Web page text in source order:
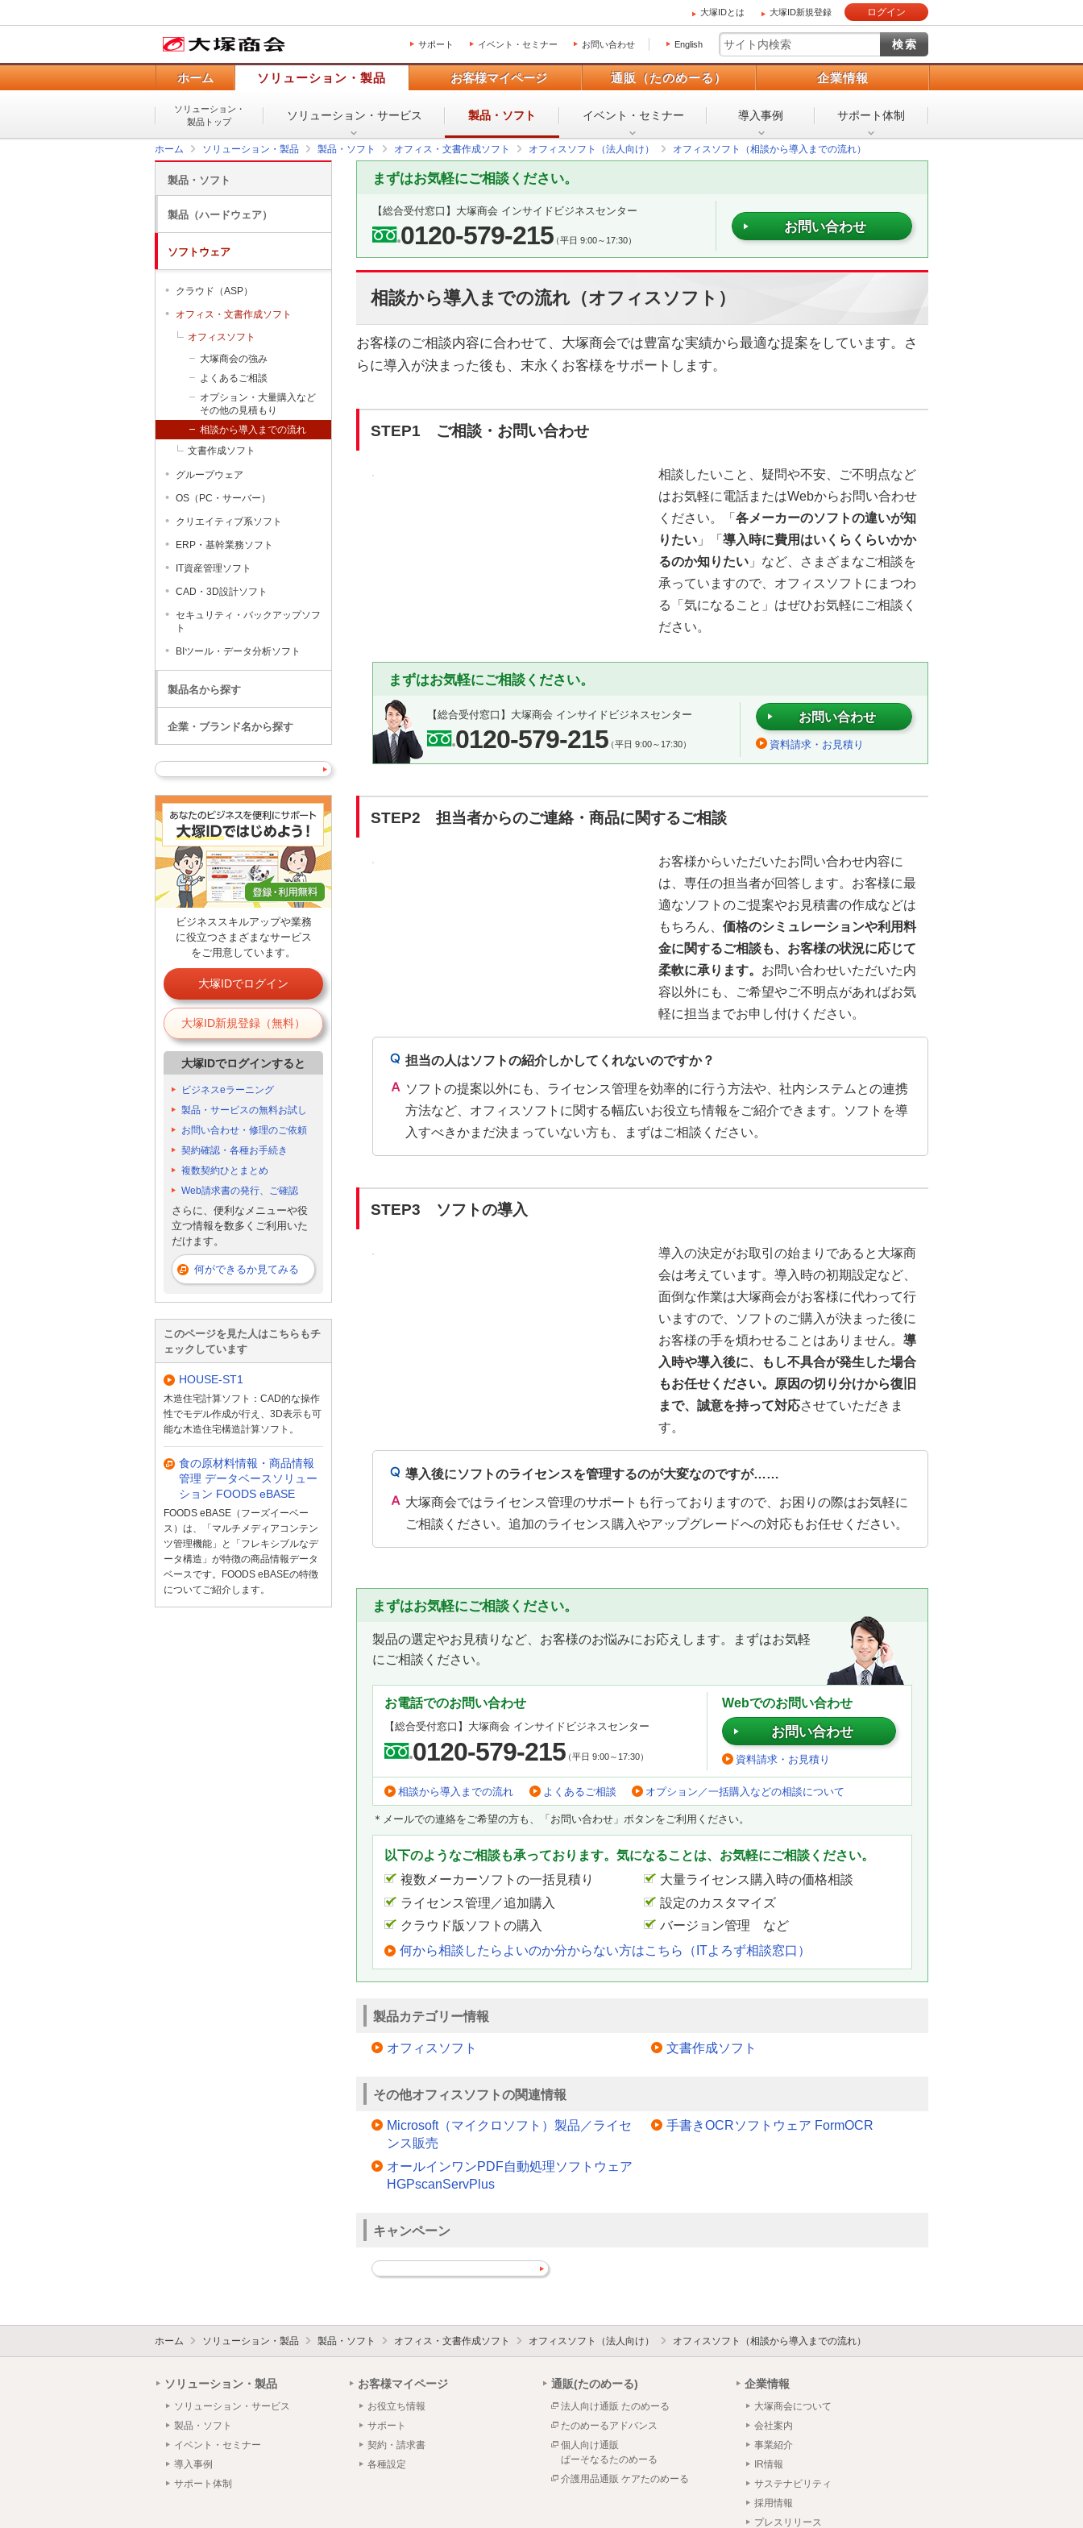
大塚IDとは 大塚ID新規登録 ログイン
サポート イベント・セミナー お問い合わせ English
ホーム ソリューション・製品 お客様マイページ 通販（たのめーる） 企業情報
ソリューション・
製品トップ
ソリューション・ サービス 製品・ソフト イベント・ セミナー 導入事例 サポート体制
ホーム ソリューション・製品 製品・ソフト オフィス・文書作成ソフト オフィスソフト（法人向け） オフィスソフト（相談から導入までの流れ）
まずはお気軽にご相談ください。
【総合受付窓口】 大塚商会 インサイドビジネスセンター
0120-579-215（平日 9:00～17:30）
お問い合わせ
相談から導入までの流れ（オフィスソフト）
お客様のご相談内容に合わせて、大塚商会では豊富な実績から最適な提案をしています。さ
らに導入が決まった後も、末永くお客様をサポートします。
STEP1 ご相談・お問い合わせ
相談したいこと、疑問や不安、ご不明点など
はお気軽に電話またはWebからお問い合わせ
ください。「 各メーカーのソフトの違いが知
りたい 」「 導入時に費用はいくらくらいかか
るのか知りたい 」など、さまざまなご相談を
承っていますので、オフィスソフトにまつわ
る「気になること」はぜひお気軽にご相談く
ださい。
まずはお気軽にご相談ください。
【総合受付窓口】 大塚商会 インサイドビジネスセンター
0120-579-215（平日 9:00～17:30）
お問い合わせ
資料請求・お見積り
STEP2 担当者からのご連絡・商品に関するご相談
お客様からいただいたお問い合わせ内容に
は、専任の担当者が回答します。お客様に最
適なソフトのご提案やお見積書の作成などは
もちろん、 価格のシミュレーションや利用料
金に関するご相談も、お客様の状況に応じて
柔軟に承ります。 お問い合わせいただいた内
容以外にも、ご希望やご不明点があればお気
軽に担当までお申し付けください。
担当の人はソフトの紹介しかしてくれないのですか？
ソフトの提案以外にも、ライセンス管理を効率的に行う方法や、社内システムとの連携
方法など、オフィスソフトに関する幅広いお役立ち情報をご紹介できます。ソフトを導
入すべきかまだ決まっていない方も、まずはご相談ください。
STEP3 ソフトの導入
導入の決定がお取引の始まりであると大塚商
会は考えています。導入時の初期設定など、
面倒な作業は大塚商会がお客様に代わって行
いますので、ソフトのご購入が決まった後に
お客様の手を煩わせることはありません。 導
入時や導入後に、もし不具合が発生した場合
もお任せください。原因の切り分けから復旧
まで、誠意を持って対応させていただきま
す。
導入後にソフトのライセンスを管理するのが大変なのですが……
大塚商会ではライセンス管理のサポートも行っておりますので、お困りの際はお気軽に
ご相談ください。追加のライセンス購入やアップグレードへの対応もお任せください。
まずはお気軽にご相談ください。
製品の選定やお見積りなど、お客様のお悩みにお応えします。まずはお気軽
にご相談ください。
お電話でのお問い合わせ
【総合受付窓口】 大塚商会 インサイドビジネスセンター
0120-579-215（平日 9:00～17:30）
Webでのお問い合わせ
お問い合わせ
資料請求・お見積り
相談から導入までの流れ よくあるご相談 オプション／一括購入などの相談について
＊メールでの連絡をご希望の方も、「お問い合わせ」ボタンをご利用ください。
以下のようなご相談も承っております。気になることは、お気軽にご相談ください。
複数メーカーソフトの一括見積り
大量ライセンス購入時の価格相談
ライセンス管理／追加購入
設定のカスタマイズ
クラウド版ソフトの購入
バージョン管理 など
何から相談したらよいのか分からない方はこちら（ITよろず相談窓口）
製品カテゴリー情報
オフィスソフト 文書作成ソフト
その他オフィスソフトの関連情報
Microsoft（マイクロソフト）製品／ライセ
ンス販売
オールインワンPDF自動処理ソフトウェア
HGPscanServPlus
手書きOCRソフトウェア FormOCR
キャンペーン
製品・ソフト
製品（ハードウェア）
ソフトウェア
クラウド（ASP）
オフィス・文書作成ソフト
オフィスソフト
大塚商会の強み
よくあるご相談
オプション・大量購入など
その他の見積もり
相談から導入までの流れ
文書作成ソフト
グループウェア
OS（PC・サーバー）
クリエイティブ系ソフト
ERP・基幹業務ソフト
IT資産管理ソフト
CAD・3D設計ソフト
セキュリティ・バックアップソフ
ト
BIツール・データ分析ソフト
製品名から探す
企業・ブランド名から探す
ビジネススキルアップや業務
に役立つさまざまなサービス
をご用意しています。
大塚IDでログイン
大塚ID新規登録（無料）
大塚IDでログインすると
ビジネスeラーニング
製品・サービスの無料お試し
お問い合わせ・修理のご依頼
契約確認・各種お手続き
複数契約ひとまとめ
Web請求書の発行、ご確認
さらに、便利なメニューや役
立つ情報を数多くご利用いた
だけます。
何ができるか見てみる
このページを見た人はこちらもチ
ェックしています
HOUSE-ST1
木造住宅計算ソフト：CAD的な操作
性でモデル作成が行え、3D表示も可
能な木造住宅構造計算ソフト。
食の原材料情報・商品情報
管理 データベースソリュー
ション FOODS eBASE
FOODS eBASE（フーズイーベー
ス）は、「マルチメディアコンテン
ツ管理機能」と「フレキシブルなデ
ータ構造」が特徴の商品情報データ
ベースです。FOODS eBASEの特徴
についてご紹介します。
ホーム ソリューション・製品 製品・ソフト オフィス・文書作成ソフト オフィスソフト（法人向け） オフィスソフト（相談から導入までの流れ）
ソリューション・製品
ソリューション・サービス
製品・ソフト
イベント・セミナー
導入事例
サポート体制
お客様マイページ
お役立ち情報
サポート
契約・請求書
各種設定
通販(たのめーる)
法人向け通販 たのめーる
たのめーるアドバンス
個人向け通販
ぱーそなるたのめーる
介護用品通販 ケアたのめーる
企業情報
大塚商会について
会社案内
事業紹介
IR情報
サステナビリティ
採用情報
プレスリリース